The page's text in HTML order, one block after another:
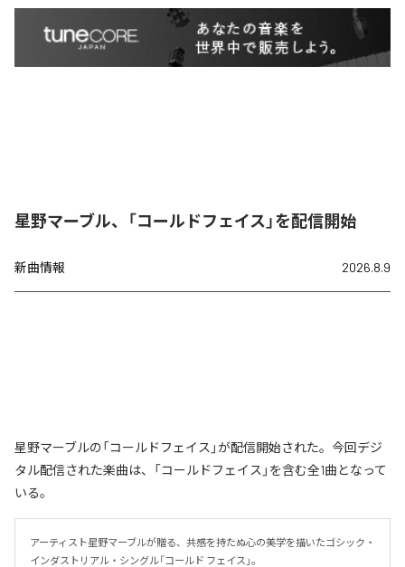
星野マーブル、「コールドフェイス」を配信開始
新曲情報 2026.8.9
星野マーブルの「コールドフェイス」が配信開始された。今回デジ
タル配信された楽曲は、「コールドフェイス」を含む全1曲となって
いる。
アーティスト星野マーブルが贈る、共感を持たぬ心の美学を描いたゴシック・
インダストリアル・シングル「コールド フェイス」。